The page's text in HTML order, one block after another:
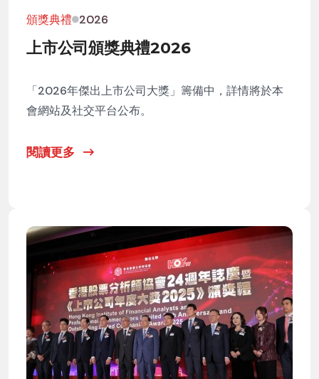
頒獎典禮 2026
上市公司頒獎典禮2026
「2026年傑出上市公司大獎」籌備中，詳情將於本
會網站及社交平台公布。
閱讀更多